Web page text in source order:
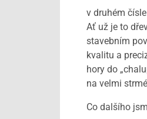
v druhém
Ať už je to
stavebním
kvalitu a
hory do
na velmi
Co dalšího